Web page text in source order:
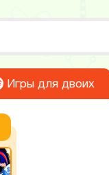
Игры для двоих